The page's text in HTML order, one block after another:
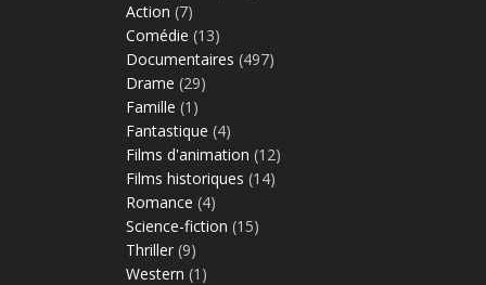
Action (7)
Comédie (13)
Documentaires (497)
Drame (29)
Famille (1)
Fantastique (4)
Films d'animation (12)
Films historiques (14)
Romance (4)
Science-fiction (15)
Thriller (9)
Western (1)